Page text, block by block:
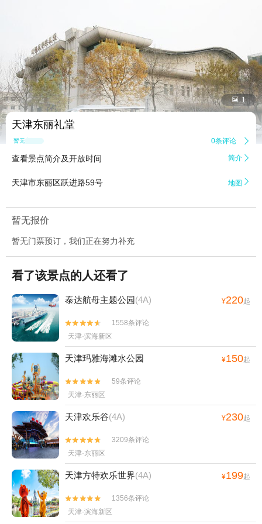
 1
天津东丽礼堂
暂无点评 0条评论 
查看景点简介及开放时间 简介 
天津市东丽区跃进路59号 地图 
暂无报价
暂无门票预订，我们正在努力补充
看了该景点的人还看了
泰达航母主题公园(4A) ¥220起


1558条评论
天津·滨海新区
天津玛雅海滩水公园 ¥150起


59条评论
天津·东丽区
天津欢乐谷(4A) ¥230起


3209条评论
天津·东丽区
天津方特欢乐世界(4A) ¥199起


1356条评论
天津·滨海新区